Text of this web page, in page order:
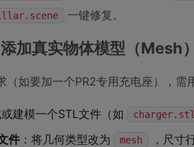
一键修复。
加真实物体模型（Mesh
（如要加一个PR2专用充电座），
或建模一个STL文件（如
件 ：将几何类型改为 mesh ，尺寸